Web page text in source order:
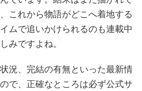
これから物語がどこへ着地する
ムで追いかけられるのも連載中
みですよね。
況、完結の有無といった最新情
で、正確なところは必ず公式サ